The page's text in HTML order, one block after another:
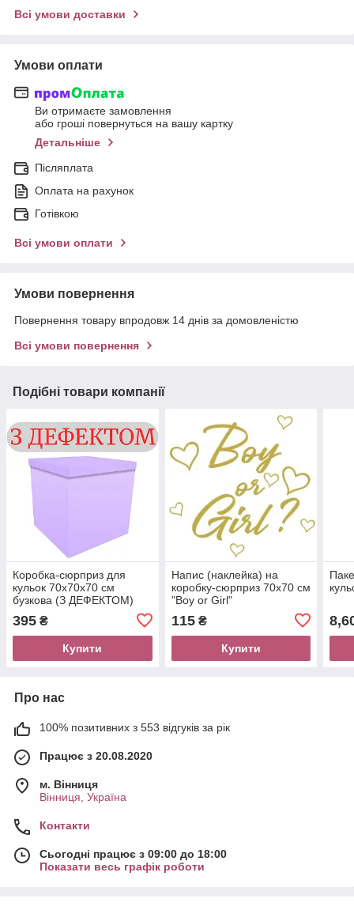
Всі умови доставки
Умови оплати
Ви отримаєте замовлення
або гроші повернуться на вашу картку
Детальніше
Післяплата
Оплата на рахунок
Готівкою
Всі умови оплати
Умови повернення
Повернення товару впродовж 14 днів за домовленістю
Всі умови повернення
Подібні товари компанії
Коробка-сюрприз для
кульок 70х70х70 см
бузкова (З ДЕФЕКТОМ)
395 ₴
Купити
Напис (наклейка) на
коробку-сюрприз 70х70 см
"Boy or Girl"
115₴
Купити
Про нас
100% позитивних з 553 відгуків за рік
Працює з 20.08.2020
м. Вінниця
Вінниця, Україна
Контакти
Сьогодні працює з 09:00 до 18:00
Показати весь графік роботи